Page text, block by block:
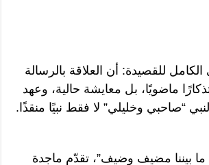
للقصيدة: أن العلاقة بالرسالة
ماضويًا، بل معايشة حالية، وعهد
“صاحبي وخليلي” لا فقط نبيًا منقذًا.
بيننا مضيف وضيف”، تقدّم ماجدة